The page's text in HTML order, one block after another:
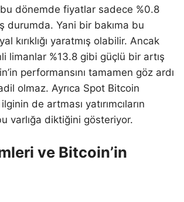
dönemde fiyatlar sadece %0.8
durumda. Yani bir bakıma bu
kırıklığı yaratmış olabilir. Ancak
limanlar %13.8 gibi güçlü bir artış
performansını tamamen göz ardı
olmaz. Ayrıca Spot Bitcoin
de artması yatırımcıların
varlığa diktiğini gösteriyor.
ve Bitcoin’in